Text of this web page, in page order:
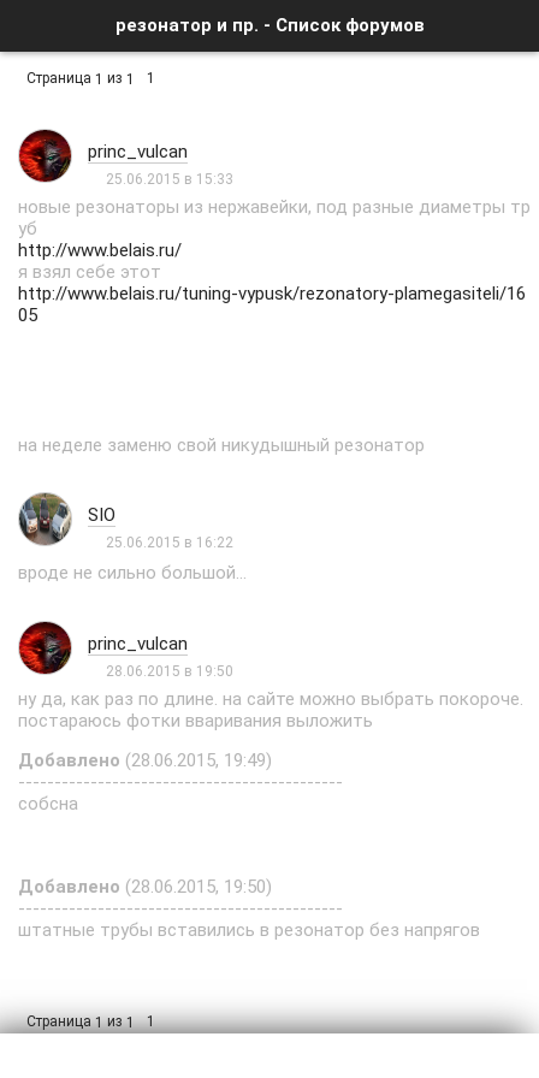
резонатор и пр. - Список форумов
Страница 1 из 1 1
princ_vulcan
25.06.2015 в 15:33
новые резонаторы из нержавейки, под разные диаметры тр
уб
http://www.belais.ru/
я взял себе этот
http://www.belais.ru/tuning-vypusk/rezonatory-plamegasiteli/16
05
на неделе заменю свой никудышный резонатор
SIO
25.06.2015 в 16:22
вроде не сильно большой...
princ_vulcan
28.06.2015 в 19:50
ну да, как раз по длине. на сайте можно выбрать покороче.
постараюсь фотки вваривания выложить
Добавлено (28.06.2015, 19:49)
---------------------------------------------
собсна
Добавлено (28.06.2015, 19:50)
---------------------------------------------
штатные трубы вставились в резонатор без напрягов
Страница1из1 1